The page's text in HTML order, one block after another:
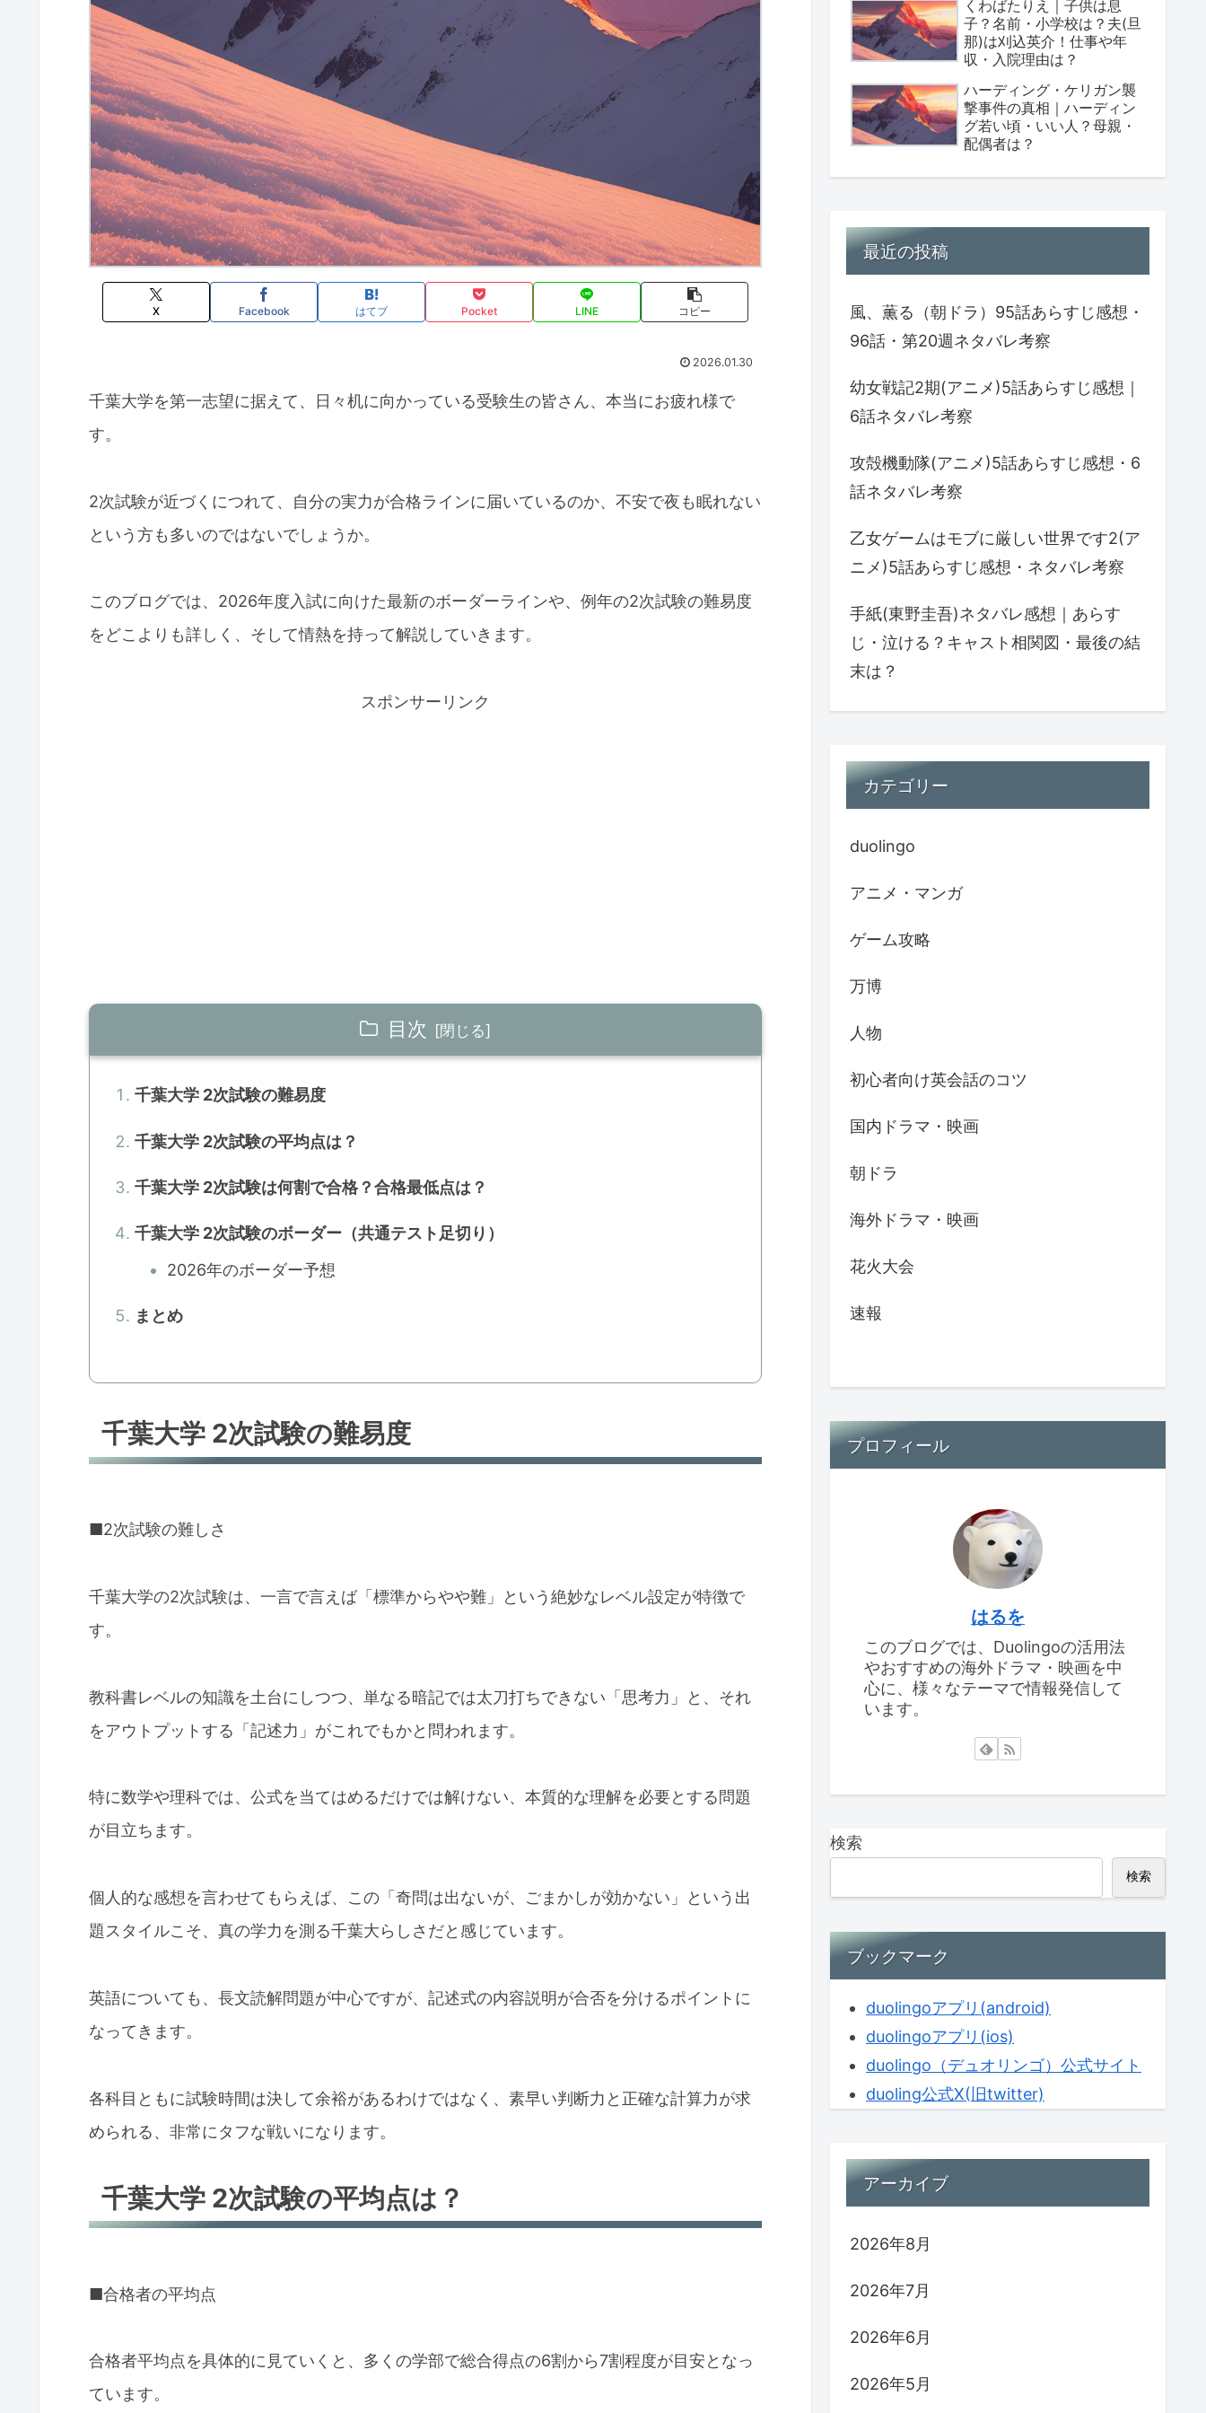
X Facebook はてブ Pocket LINE コピー
2026.01.30
千葉大学を第一志望に据えて、日々机に向かっている受験生の皆さん、本当にお疲れ様で
す。
2次試験が近づくにつれて、自分の実力が合格ラインに届いているのか、不安で夜も眠れない
という方も多いのではないでしょうか。
このブログでは、2026年度入試に向けた最新のボーダーラインや、例年の2次試験の難易度
をどこよりも詳しく、そして情熱を持って解説していきます。
スポンサーリンク
目次
千葉大学 2次試験の難易度
千葉大学 2次試験の平均点は？
千葉大学 2次試験は何割で合格？合格最低点は？
千葉大学 2次試験のボーダー（共通テスト足切り）
2026年のボーダー予想
まとめ
千葉大学 2次試験の難易度
■2次試験の難しさ
千葉大学の2次試験は、一言で言えば「標準からやや難」という絶妙なレベル設定が特徴で
す。
教科書レベルの知識を土台にしつつ、単なる暗記では太刀打ちできない「思考力」と、それ
をアウトプットする「記述力」がこれでもかと問われます。
特に数学や理科では、公式を当てはめるだけでは解けない、本質的な理解を必要とする問題
が目立ちます。
個人的な感想を言わせてもらえば、この「奇問は出ないが、ごまかしが効かない」という出
題スタイルこそ、真の学力を測る千葉大らしさだと感じています。
英語についても、長文読解問題が中心ですが、記述式の内容説明が合否を分けるポイントに
なってきます。
各科目ともに試験時間は決して余裕があるわけではなく、素早い判断力と正確な計算力が求
められる、非常にタフな戦いになります。
千葉大学 2次試験の平均点は？
■合格者の平均点
合格者平均点を具体的に見ていくと、多くの学部で総合得点の6割から7割程度が目安となっ
ています。
くわばたりえ｜子供は息
子？名前・小学校は？夫(旦
那)は刈込英介！仕事や年
収・入院理由は？
ハーディング・ケリガン襲
撃事件の真相｜ハーディン
グ若い頃・いい人？母親・
配偶者は？
最近の投稿
風、薫る（朝ドラ）95話あらすじ感想・
96話・第20週ネタバレ考察
幼女戦記2期(アニメ)5話あらすじ感想｜
6話ネタバレ考察
攻殻機動隊(アニメ)5話あらすじ感想・6
話ネタバレ考察
乙女ゲームはモブに厳しい世界です2(ア
ニメ)5話あらすじ感想・ネタバレ考察
手紙(東野圭吾)ネタバレ感想｜あらす
じ・泣ける？キャスト相関図・最後の結
末は？
カテゴリー
duolingo
アニメ・マンガ
ゲーム攻略
万博
人物
初心者向け英会話のコツ
国内ドラマ・映画
朝ドラ
海外ドラマ・映画
花火大会
速報
プロフィール
はるを
このブログでは、Duolingoの活用法
やおすすめの海外ドラマ・映画を中
心に、様々なテーマで情報発信して
います。
検索
検索
ブックマーク
duolingoアプリ(android)
duolingoアプリ(ios)
duolingo（デュオリンゴ）公式サイト
duoling公式X(旧twitter)
アーカイブ
2026年8月
2026年7月
2026年6月
2026年5月